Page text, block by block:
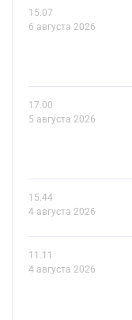
15.07
6 августа 2026
17.00
5 августа 2026
15.44
4 августа 2026
11.11
4 августа 2026